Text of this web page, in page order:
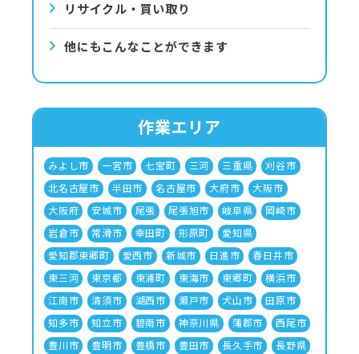
リサイクル・買い取り
他にもこんなことができます
作業エリア
みよし市 一宮市 七宝町 三河 三重県
刈谷市
北名古屋市
半田市 名古屋市 大府市
大阪市
大阪府
安城市 尾張 尾張旭市 岐阜県
岡崎市
岩倉市
常滑市 幸田町 形原町
愛知県
愛知郡東郷町
愛西市 新城市 日進市
春日井市
東三河
東京都 東浦町 東海市 東郷町
横浜市
江南市
清須市 湖西市 瀬戸市 犬山市
田原市
知多市
知立市 碧南市 神奈川県 蒲郡市
西尾市
豊川市
豊明市 豊橋市 豊田市 長久手市 長野県